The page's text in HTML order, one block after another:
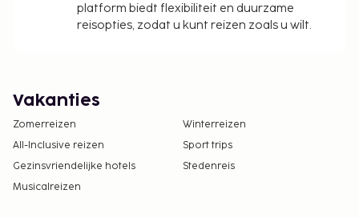
platform biedt flexibiliteit en duurzame
reisopties, zodat u kunt reizen zoals u wilt.
Vakanties
Zomerreizen
Winterreizen
All-Inclusive reizen
Sport trips
Gezinsvriendelijke hotels
Stedenreis
Musicalreizen